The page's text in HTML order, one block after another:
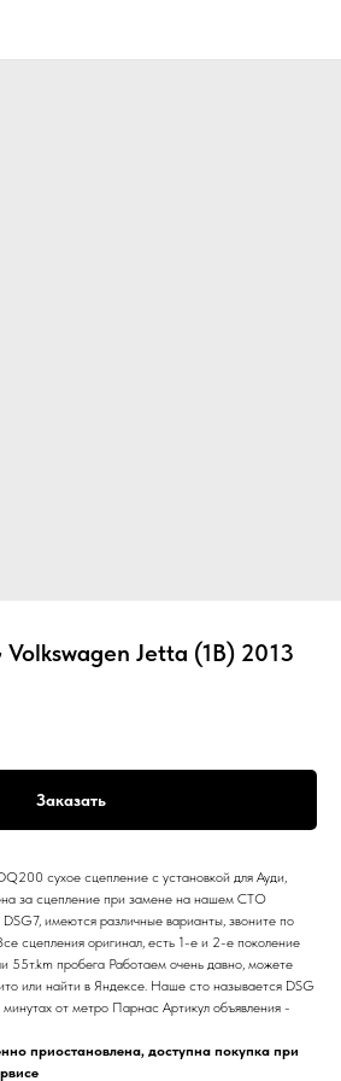
Jetta (1B) 2013
Заказать
сухое сцепление с установкой для Ауди,
за сцепление при замене на нашем СТО
имеются различные варианты, звоните по
сцепления оригинал, есть 1-е и 2-е поколение
55т.km пробега Работаем очень давно, можете
или найти в Яндексе. Наше сто называется DSG
от метро Парнас Артикул объявления -
приостановлена, доступна покупка при